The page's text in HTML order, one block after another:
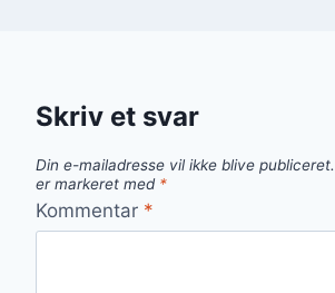
Skriv et svar
Din e-mailadresse vil ikke blive publiceret.
er markeret med *
Kommentar *